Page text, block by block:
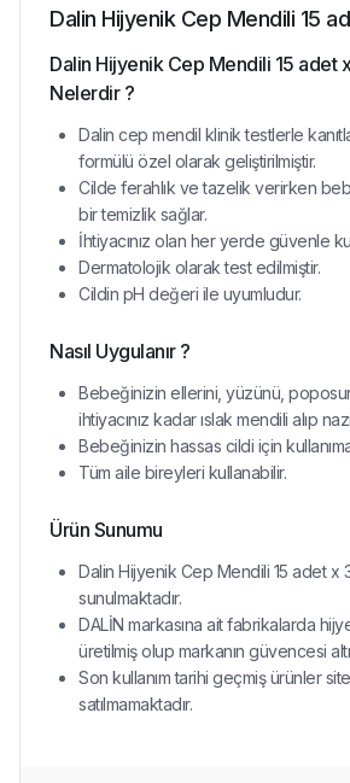
Dalin Hijyenik Cep Mendili 15
Dalin Hijyenik Cep Mendili 15 adet
Nelerdir ?
Dalin cep mendil klinik testlerle
formülü özel olarak geliştirilmiştir.
Cilde ferahlık ve tazelik verirken
bir temizlik sağlar.
İhtiyacınız olan her yerde güvenle
Dermatolojik olarak test edilmiştir.
Cildin pH değeri ile uyumludur.
Nasıl Uygulanır ?
Bebeğinizin ellerini, yüzünü,
ihtiyacınız kadar ıslak mendili alıp
Bebeğinizin hassas cildi için
Tüm aile bireyleri kullanabilir.
Ürün Sunumu
Dalin Hijyenik Cep Mendili 15 adet x
sunulmaktadır.
DALİN markasına ait fabrikalarda
üretilmiş olup markanın güvencesi
Son kullanım tarihi geçmiş ürünler
satılmamaktadır.